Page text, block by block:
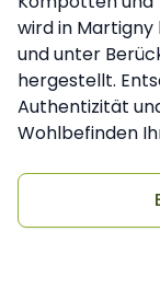
wird in
und unter
hergestellt.
Authentizität
Wohlbefinden